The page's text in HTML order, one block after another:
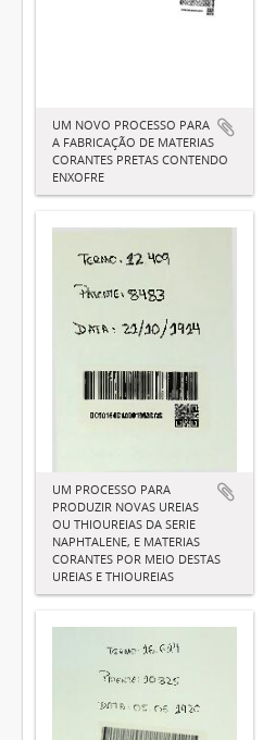
UM NOVO PROCESSO PARA
A FABRICAÇÃO DE MATERIAS
CORANTES PRETAS CONTENDO
ENXOFRE
UM PROCESSO PARA
PRODUZIR NOVAS UREIAS
OU THIOUREIAS DA SERIE
NAPHTALENE, E MATERIAS
CORANTES POR MEIO DESTAS
UREIAS E THIOUREIAS